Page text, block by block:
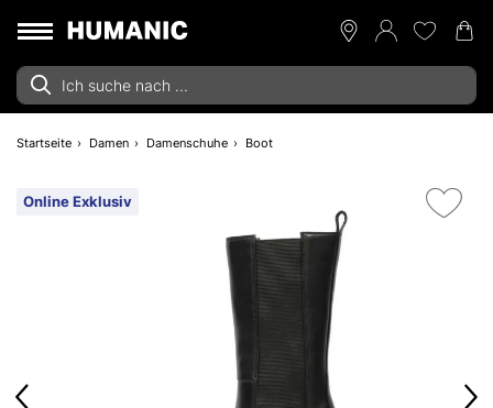
Startseite Damen Damenschuhe Boot
Online Exklusiv